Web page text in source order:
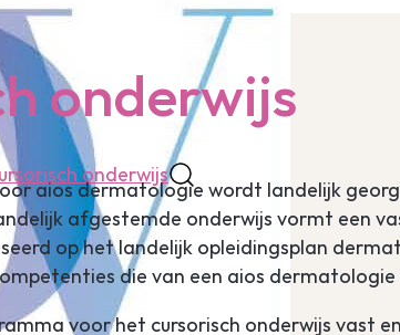
onderwijs
onderwijs
aios dermatologie wordt landelijk
afgestemde onderwijs vormt een
op het landelijk opleidingsplan
die van een aios
voor het cursorisch onderwijs vast